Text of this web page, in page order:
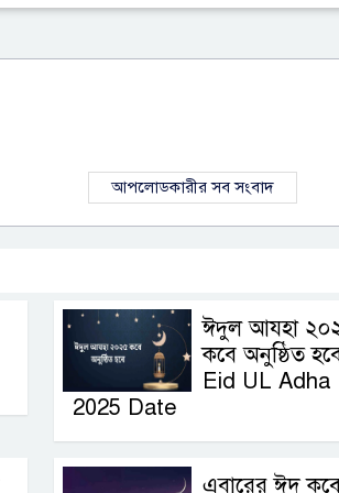
আপলোডকারীর সব সংবাদ
ঈদুল আযহা
কবে অনুষ্ঠিত
Eid UL Adha
2025 Date
এবারের ঈদ